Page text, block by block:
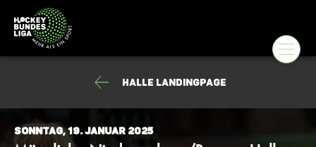
Halle Landingpage
Sonntag, 19. Januar 2025